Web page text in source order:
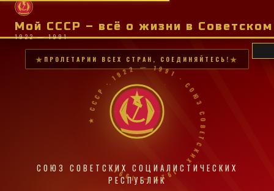
Мой СССР – всё о жизни в
1922 — 1991
ПРОЛЕТАРИИ ВСЕХ СТРАН, СОЕДИНЯЙТЕСЬ!
★ СССР · 1922 — 1991 · СОЮЗ СОВЕТСКИХ · 1922 — 1991 ·
СОЮЗ СОВЕТСКИХ СОЦИАЛИСТИЧЕСКИХ
РЕСПУБЛИК